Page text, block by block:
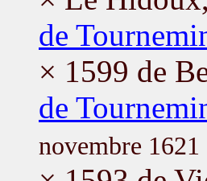
de
× 1599 de
de
novembre 1621